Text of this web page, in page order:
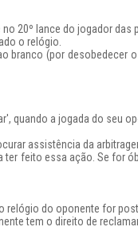
20º lance do jogador
o relógio.
branco (por desobedecer
quando a jogada do seu
assistência da
ter feito essa ação. Se for
relógio do oponente for
tem o direito de